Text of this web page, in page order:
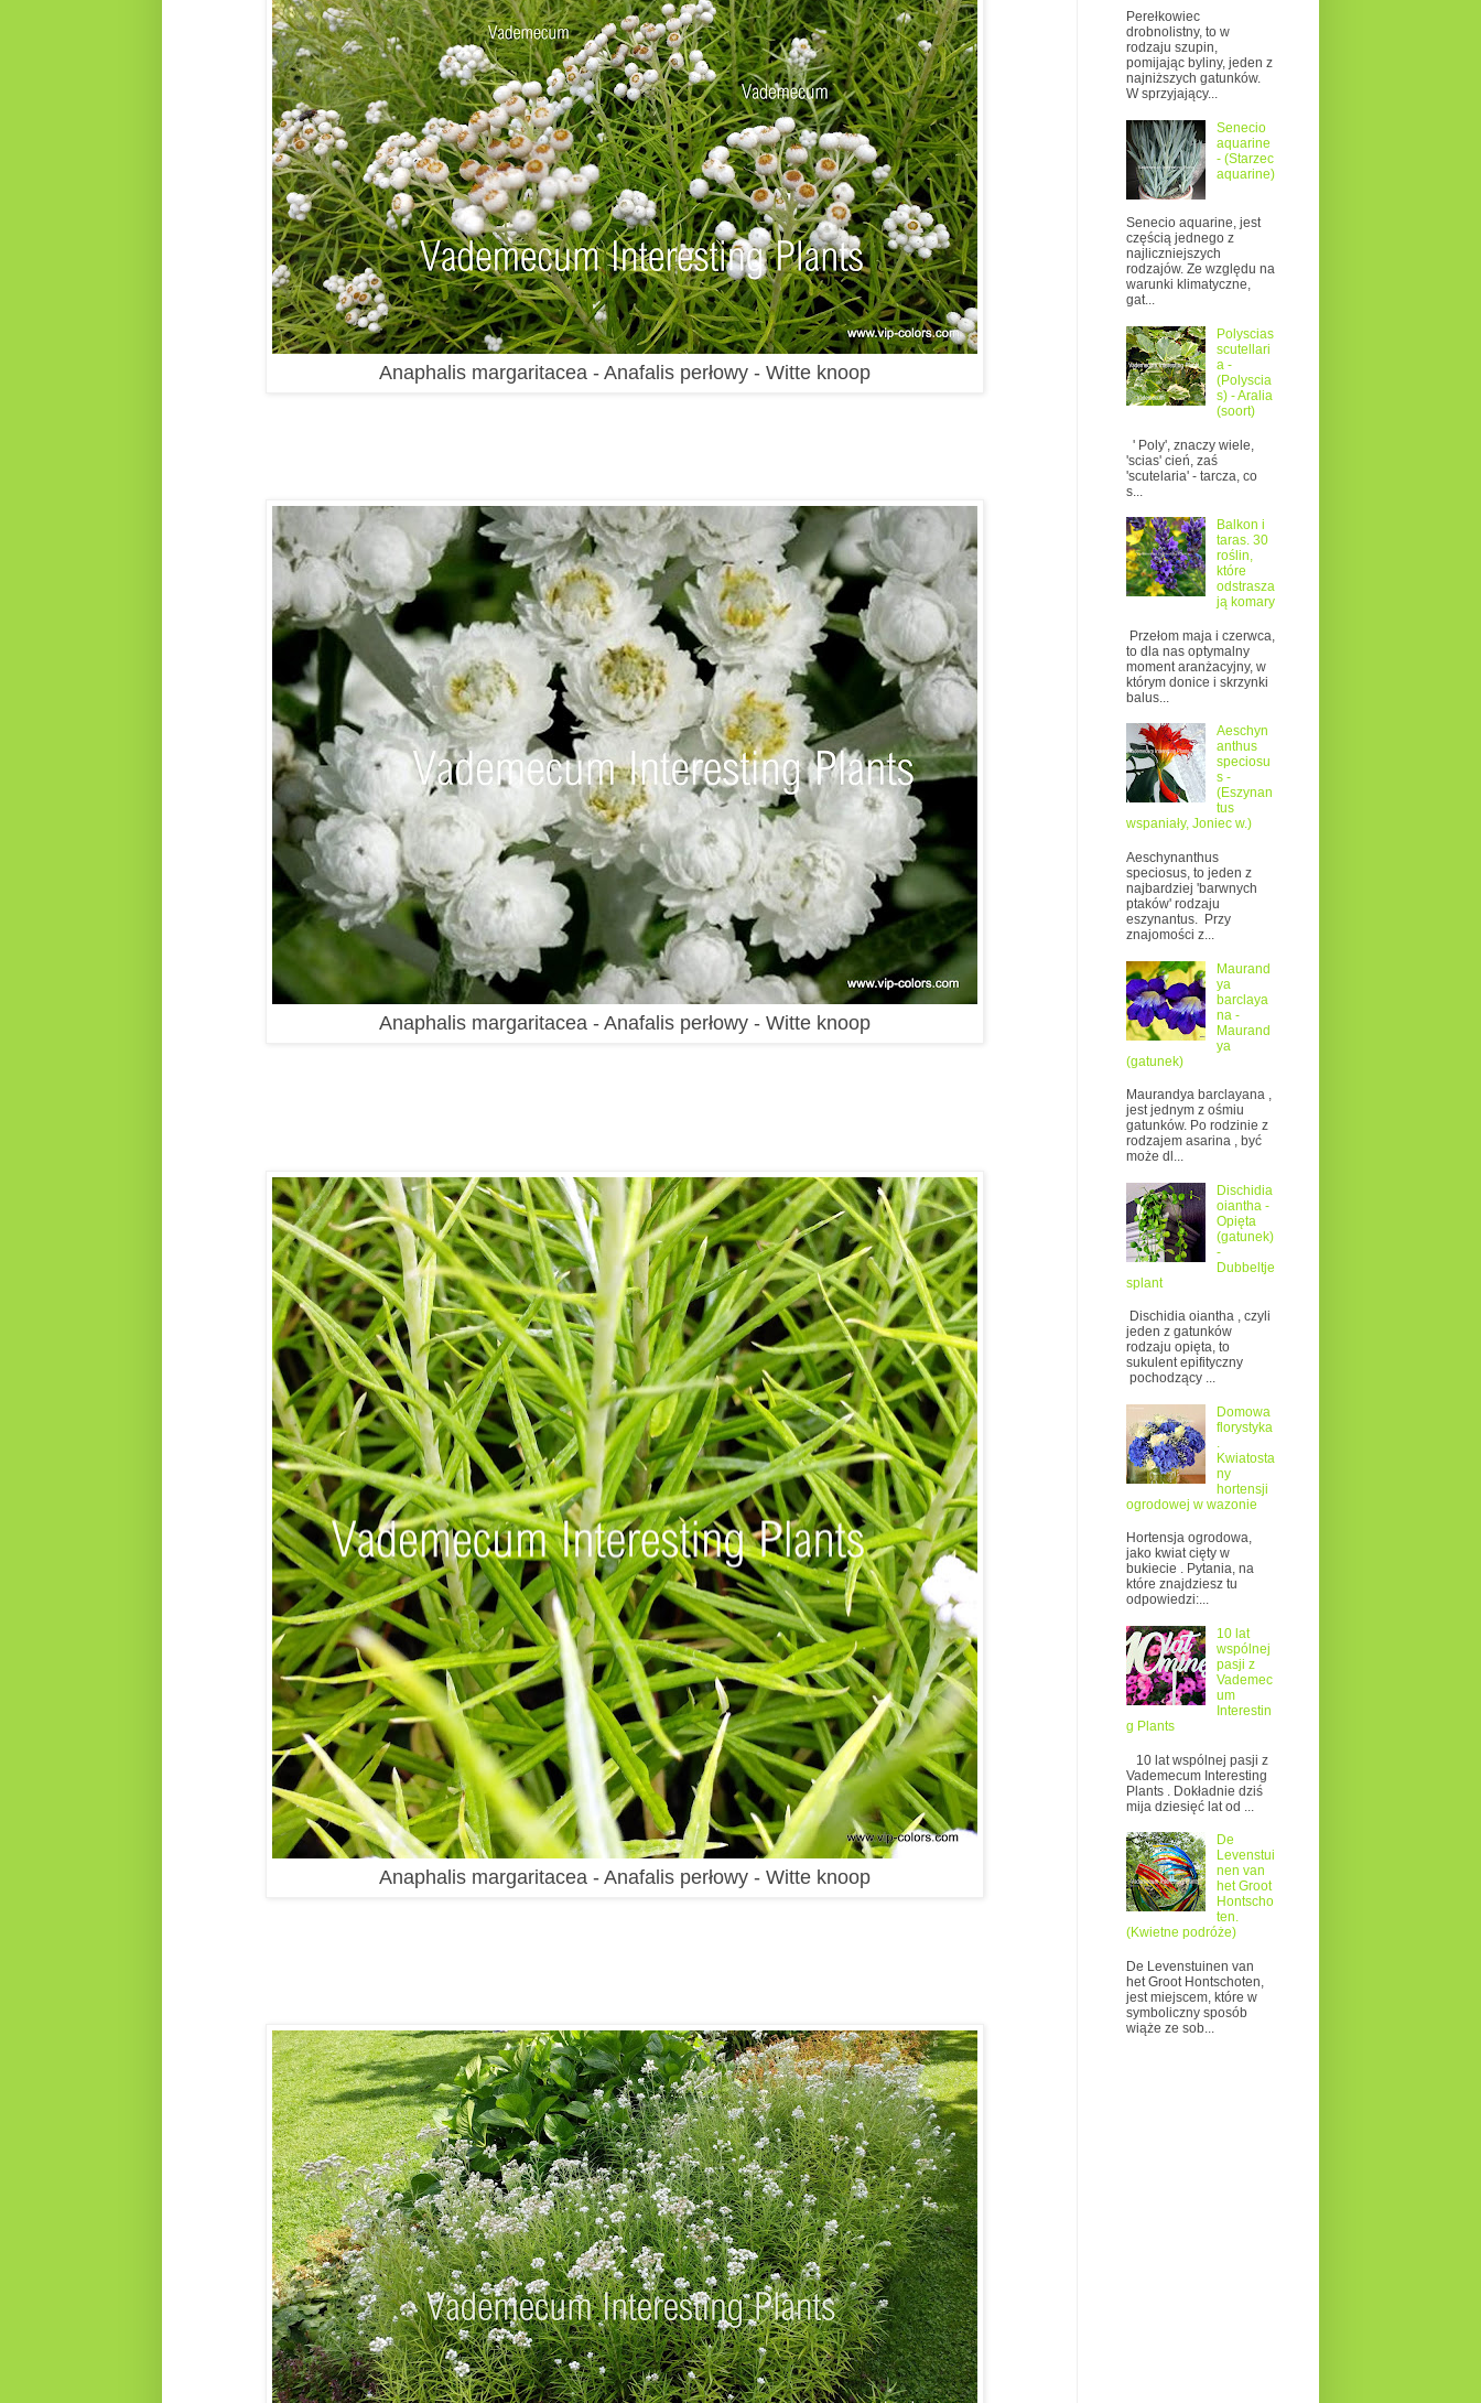
Anaphalis margaritacea - Anafalis perłowy - Witte knoop
Anaphalis margaritacea - Anafalis perłowy - Witte knoop
Anaphalis margaritacea - Anafalis perłowy - Witte knoop
Perełkowiec
drobnolistny, to w
rodzaju szupin,
pomijając byliny, jeden z
najniższych gatunków.
W sprzyjający...
Senecio
aquarine
- (Starzec
aquarine)
Senecio aquarine, jest
częścią jednego z
najliczniejszych
rodzajów. Ze względu na
warunki klimatyczne,
gat...
Polyscias
scutellari
a -
(Polyscia
s) - Aralia
(soort)
' Poly', znaczy wiele,
'scias' cień, zaś
'scutelaria' - tarcza, co
s...
Balkon i
taras. 30
roślin,
które
odstrasza
ją komary
Przełom maja i czerwca,
to dla nas optymalny
moment aranżacyjny, w
którym donice i skrzynki
balus...
Aeschyn
anthus
speciosu
s -
(Eszynan
tus
wspaniały, Joniec w.)
Aeschynanthus
speciosus, to jeden z
najbardziej 'barwnych
ptaków' rodzaju
eszynantus. Przy
znajomości z...
Maurand
ya
barclaya
na -
Maurand
ya
(gatunek)
Maurandya barclayana ,
jest jednym z ośmiu
gatunków. Po rodzinie z
rodzajem asarina , być
może dl...
Dischidia
oiantha -
Opięta
(gatunek)
-
Dubbeltje
splant
Dischidia oiantha , czyli
jeden z gatunków
rodzaju opięta, to
sukulent epifityczny
pochodzący ...
Domowa
florystyka
.
Kwiatosta
ny
hortensji
ogrodowej w wazonie
Hortensja ogrodowa,
jako kwiat cięty w
bukiecie . Pytania, na
które znajdziesz tu
odpowiedzi:...
10 lat
wspólnej
pasji z
Vademec
um
Interestin
g Plants
10 lat wspólnej pasji z
Vademecum Interesting
Plants . Dokładnie dziś
mija dziesięć lat od ...
De
Levenstui
nen van
het Groot
Hontscho
ten.
(Kwietne podróże)
De Levenstuinen van
het Groot Hontschoten,
jest miejscem, które w
symboliczny sposób
wiąże ze sob...